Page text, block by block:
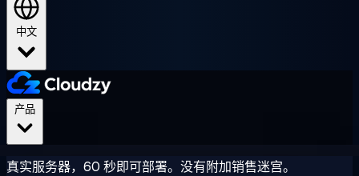
中文
真实服务器，60 秒即可部署。没有附加销售迷宫。